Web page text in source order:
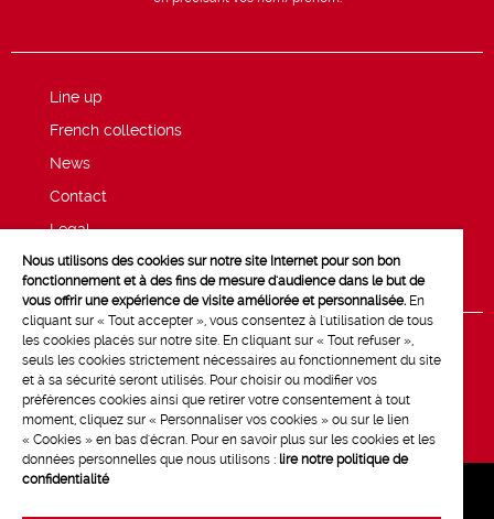
Line up
French collections
News
Contact
Legal
Privacy and cookie policy
Nous utilisons des cookies sur notre site Internet pour son bon
fonctionnement et à des fins de mesure d'audience dans le but de
vous offrir une expérience de visite améliorée et personnalisée. En
cliquant sur « Tout accepter », vous consentez à l'utilisation de tous
les cookies placés sur notre site. En cliquant sur « Tout refuser »,
seuls les cookies strictement nécessaires au fonctionnement du site
et à sa sécurité seront utilisés. Pour choisir ou modifier vos
préférences cookies ainsi que retirer votre consentement à tout
moment, cliquez sur « Personnaliser vos cookies » ou sur le lien
« Cookies » en bas d'écran. Pour en savoir plus sur les cookies et les
données personnelles que nous utilisons : lire notre politique de
confidentialité